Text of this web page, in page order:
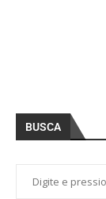
BUSCA